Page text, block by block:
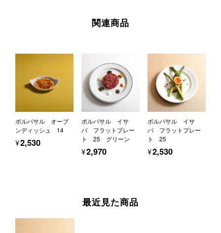
関連商品
ポルバサル オーブ
ンディッシュ 14
¥2,530
ポルバサル イサ
バ フラットプレー
ト 25 グリーン
¥2,970
ポルバサル イサ
バ フラットプレー
ト 25
¥2,530
最近見た商品